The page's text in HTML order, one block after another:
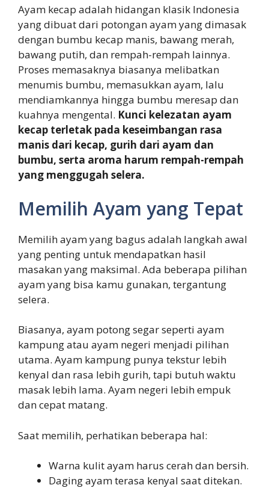
Ayam kecap adalah hidangan klasik Indonesia
yang dibuat dari potongan ayam yang dimasak
dengan bumbu kecap manis, bawang merah,
bawang putih, dan rempah-rempah lainnya.
Proses memasaknya biasanya melibatkan
menumis bumbu, memasukkan ayam, lalu
mendiamkannya hingga bumbu meresap dan
kuahnya mengental. Kunci kelezatan ayam
kecap terletak pada keseimbangan rasa
manis dari kecap, gurih dari ayam dan
bumbu, serta aroma harum rempah-rempah
yang menggugah selera.
Memilih Ayam yang Tepat
Memilih ayam yang bagus adalah langkah awal
yang penting untuk mendapatkan hasil
masakan yang maksimal. Ada beberapa pilihan
ayam yang bisa kamu gunakan, tergantung
selera.
Biasanya, ayam potong segar seperti ayam
kampung atau ayam negeri menjadi pilihan
utama. Ayam kampung punya tekstur lebih
kenyal dan rasa lebih gurih, tapi butuh waktu
masak lebih lama. Ayam negeri lebih empuk
dan cepat matang.
Saat memilih, perhatikan beberapa hal:
Warna kulit ayam harus cerah dan bersih.
Daging ayam terasa kenyal saat ditekan.